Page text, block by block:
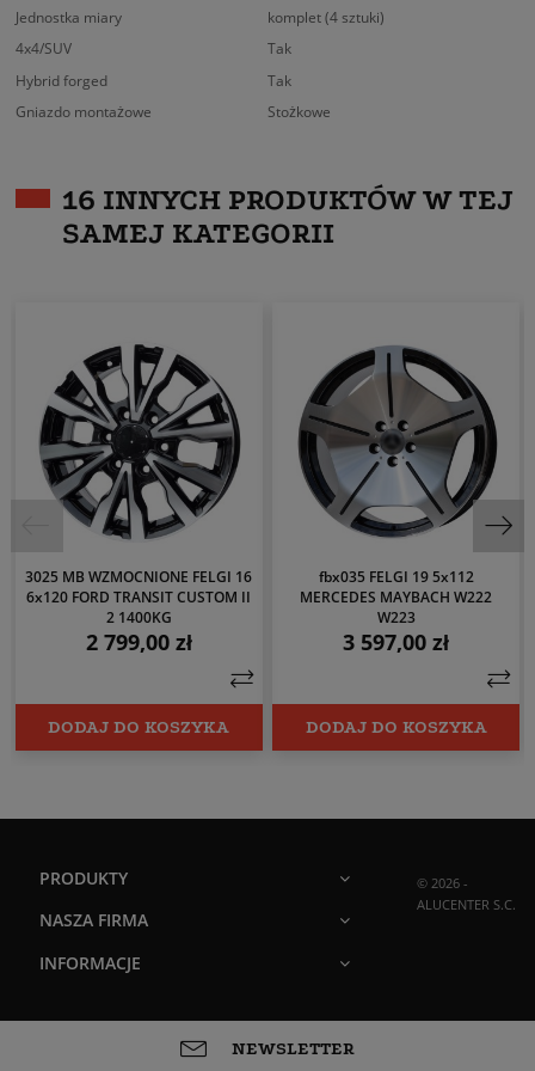
Jednostka miary
komplet (4 sztuki)
4x4/SUV
Tak
Hybrid forged
Tak
Gniazdo montażowe
Stożkowe
16 INNYCH PRODUKTÓW W TEJ
SAMEJ KATEGORII
3025 MB WZMOCNIONE FELGI 16
6x120 FORD TRANSIT CUSTOM II
2 1400KG
Cena
2 799,00 zł
DODAJ DO KOSZYKA
fbx035 FELGI 19 5x112
MERCEDES MAYBACH W222
W223
Cena
3 597,00 zł
DODAJ DO KOSZYKA
PRODUKTY
NASZA FIRMA
INFORMACJE
© 2026 -
ALUCENTER S.C.
NEWSLETTER